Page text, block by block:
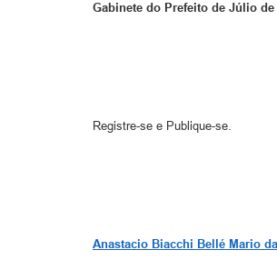
Gabinete do Prefeito de Júlio
Bernardo
Registre-se
Anastacio Biacchi Bellé Mario